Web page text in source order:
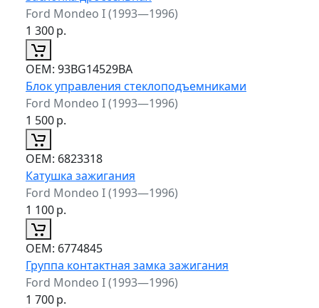
Ford Mondeo I (1993—1996)
1 300р.
ОЕМ: 93BG14529BA
Блок управления стеклоподъемниками
Ford Mondeo I (1993—1996)
1 500р.
ОЕМ: 6823318
Катушка зажигания
Ford Mondeo I (1993—1996)
1 100р.
ОЕМ: 6774845
Группа контактная замка зажигания
Ford Mondeo I (1993—1996)
1 700р.